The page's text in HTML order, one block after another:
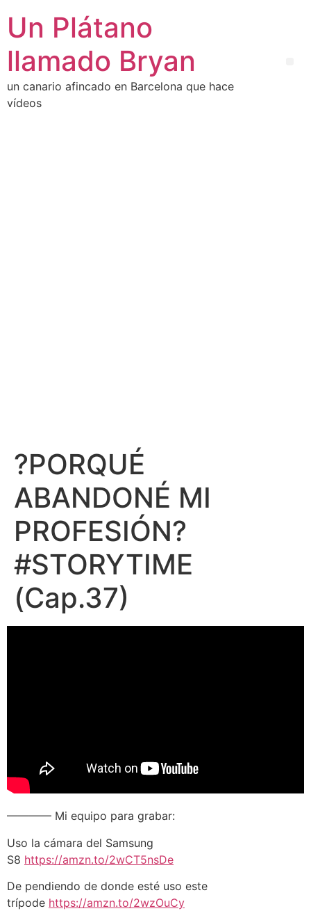
Un Plátano
llamado Bryan
un canario afincado en Barcelona que hace
vídeos
?PORQUÉ
ABANDONÉ MI
PROFESIÓN?
#STORYTIME
(Cap.37)
———— Mi equipo para grabar:
Uso la cámara del Samsung
S8 https://amzn.to/2wCT5nsDe
De pendiendo de donde esté uso este
trípode https://amzn.to/2wzOuCy